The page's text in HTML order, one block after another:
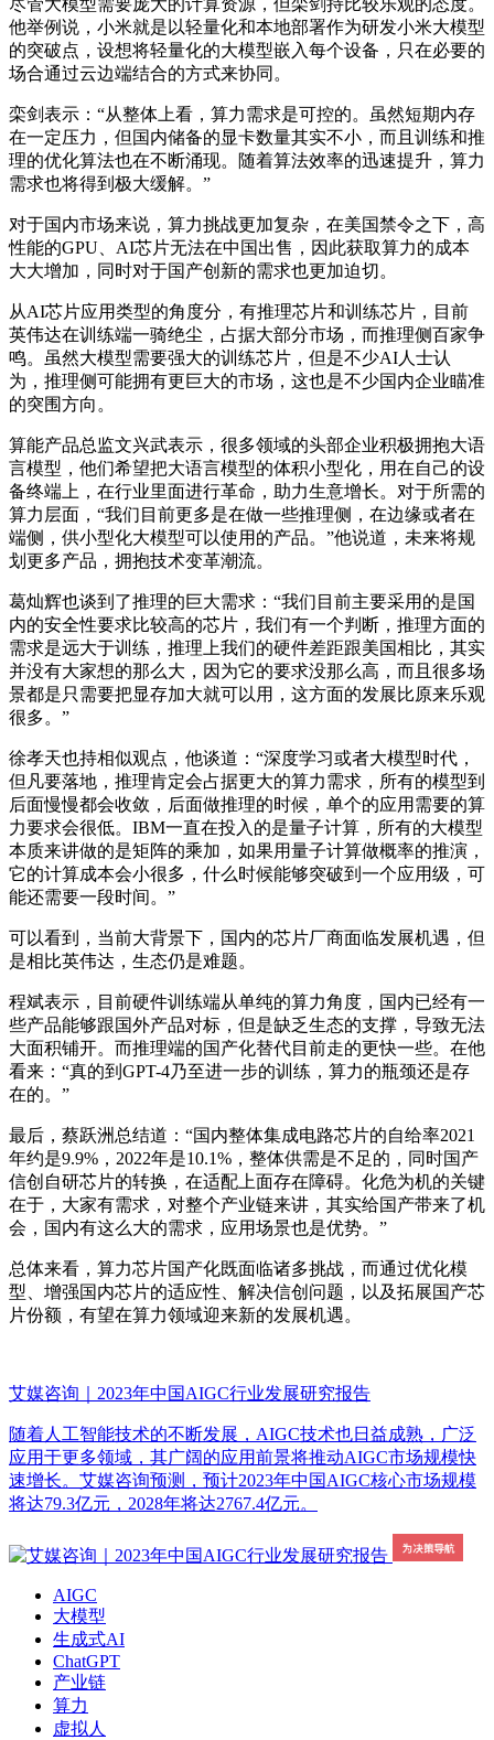
尽管大模型需要庞大的计算资源，但栾剑持比较乐观的态度。
他举例说，小米就是以轻量化和本地部署作为研发小米大模型
的突破点，设想将轻量化的大模型嵌入每个设备，只在必要的
场合通过云边端结合的方式来协同。
栾剑表示：“从整体上看，算力需求是可控的。虽然短期内存
在一定压力，但国内储备的显卡数量其实不小，而且训练和推
理的优化算法也在不断涌现。随着算法效率的迅速提升，算力
需求也将得到极大缓解。”
对于国内市场来说，算力挑战更加复杂，在美国禁令之下，高
性能的GPU、AI芯片无法在中国出售，因此获取算力的成本
大大增加，同时对于国产创新的需求也更加迫切。
从AI芯片应用类型的角度分，有推理芯片和训练芯片，目前
英伟达在训练端一骑绝尘，占据大部分市场，而推理侧百家争
鸣。虽然大模型需要强大的训练芯片，但是不少AI人士认
为，推理侧可能拥有更巨大的市场，这也是不少国内企业瞄准
的突围方向。
算能产品总监文兴武表示，很多领域的头部企业积极拥抱大语
言模型，他们希望把大语言模型的体积小型化，用在自己的设
备终端上，在行业里面进行革命，助力生意增长。对于所需的
算力层面，“我们目前更多是在做一些推理侧，在边缘或者在
端侧，供小型化大模型可以使用的产品。”他说道，未来将规
划更多产品，拥抱技术变革潮流。
葛灿辉也谈到了推理的巨大需求：“我们目前主要采用的是国
内的安全性要求比较高的芯片，我们有一个判断，推理方面的
需求是远大于训练，推理上我们的硬件差距跟美国相比，其实
并没有大家想的那么大，因为它的要求没那么高，而且很多场
景都是只需要把显存加大就可以用，这方面的发展比原来乐观
很多。”
徐孝天也持相似观点，他谈道：“深度学习或者大模型时代，
但凡要落地，推理肯定会占据更大的算力需求，所有的模型到
后面慢慢都会收敛，后面做推理的时候，单个的应用需要的算
力要求会很低。IBM一直在投入的是量子计算，所有的大模型
本质来讲做的是矩阵的乘加，如果用量子计算做概率的推演，
它的计算成本会小很多，什么时候能够突破到一个应用级，可
能还需要一段时间。”
可以看到，当前大背景下，国内的芯片厂商面临发展机遇，但
是相比英伟达，生态仍是难题。
程斌表示，目前硬件训练端从单纯的算力角度，国内已经有一
些产品能够跟国外产品对标，但是缺乏生态的支撑，导致无法
大面积铺开。而推理端的国产化替代目前走的更快一些。在他
看来：“真的到GPT-4乃至进一步的训练，算力的瓶颈还是存
在的。”
最后，蔡跃洲总结道：“国内整体集成电路芯片的自给率2021
年约是9.9%，2022年是10.1%，整体供需是不足的，同时国产
信创自研芯片的转换，在适配上面存在障碍。化危为机的关键
在于，大家有需求，对整个产业链来讲，其实给国产带来了机
会，国内有这么大的需求，应用场景也是优势。”
总体来看，算力芯片国产化既面临诸多挑战，而通过优化模
型、增强国内芯片的适应性、解决信创问题，以及拓展国产芯
片份额，有望在算力领域迎来新的发展机遇。
艾媒咨询｜2023年中国AIGC行业发展研究报告
随着人工智能技术的不断发展，AIGC技术也日益成熟，广泛
应用于更多领域，其广阔的应用前景将推动AIGC市场规模快
速增长。艾媒咨询预测，预计2023年中国AIGC核心市场规模
将达79.3亿元，2028年将达2767.4亿元。
AIGC
大模型
生成式AI
ChatGPT
产业链
算力
虚拟人